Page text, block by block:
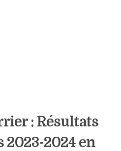
: Résultats
2023-2024 en